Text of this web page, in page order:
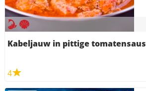
Kabeljauw in pittige tomatensaus
4